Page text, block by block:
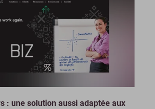
: une solution aussi adaptée aux